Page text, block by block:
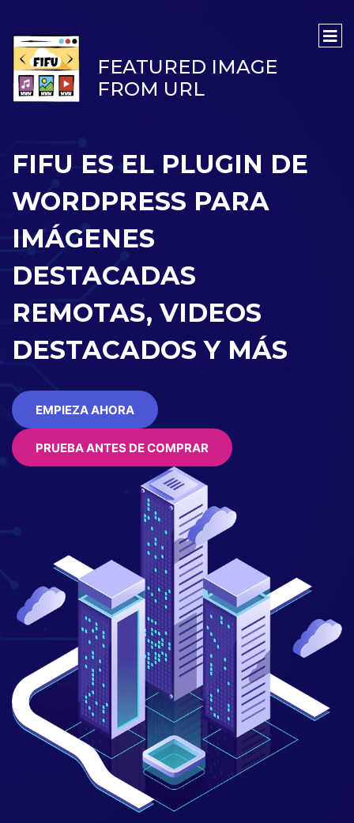
FEATURED IMAGE
FROM URL
FIFU ES EL PLUGIN DE
WORDPRESS PARA
IMÁGENES
DESTACADAS
REMOTAS, VIDEOS
DESTACADOS Y MÁS
EMPIEZA AHORA
PRUEBA ANTES DE COMPRAR